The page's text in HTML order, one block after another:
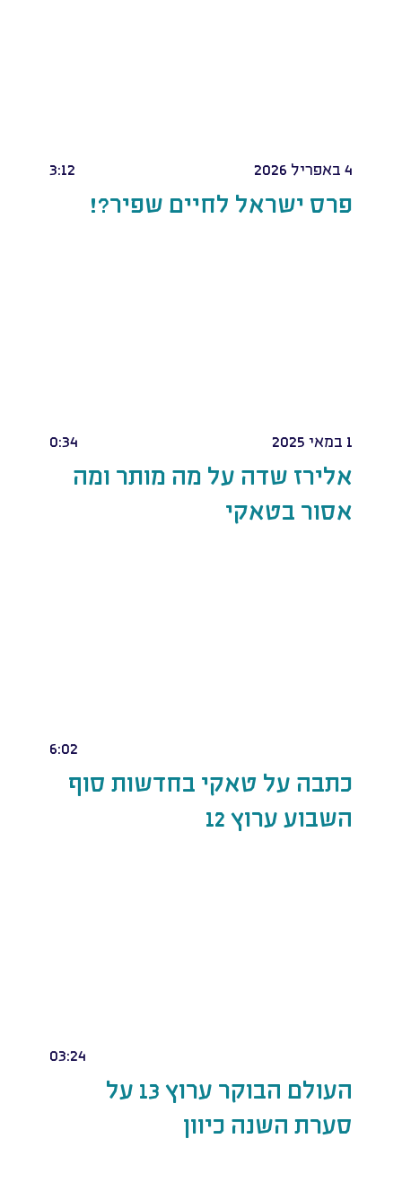
4 באפריל 2026 3:12
פרס ישראל לחיים שפיר?!
1 במאי 2025 0:34
אלירז שדה על מה מותר ומה
אסור בטאקי
6:02
כתבה על טאקי בחדשות סוף
השבוע ערוץ 12
03:24
העולם הבוקר ערוץ 13 על
סערת השנה כיוון